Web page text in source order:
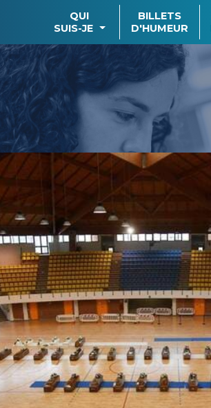
QUI
SUIS-JE
BILLETS
D'HUMEUR